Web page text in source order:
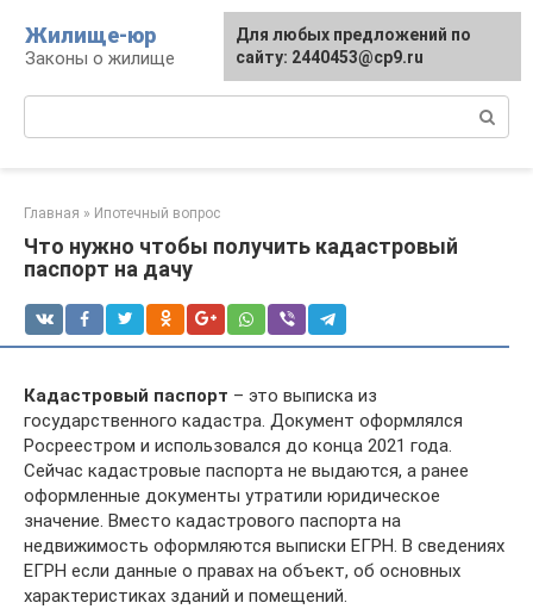
контенту
Жилище-юр
Законы о жилище
Главная » Ипотечный вопрос
Что нужно чтобы получить кадастровый
паспорт на дачу
Кадастровый паспорт – это выписка из
государственного кадастра. Документ оформлялся
Росреестром и использовался до конца 2021 года.
Сейчас кадастровые паспорта не выдаются, а ранее
оформленные документы утратили юридическое
значение. Вместо кадастрового паспорта на
недвижимость оформляются выписки ЕГРН. В сведениях
ЕГРН если данные о правах на объект, об основных
характеристиках зданий и помещений.
Для любых предложений по
сайту: 2440453@cp9.ru